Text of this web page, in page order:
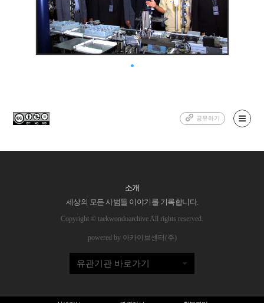
공유하기
소개
세상의 모든 사범들 이야기를 기록합니다.
Copyright © taekwondoarchive All rights reserved.
powered by 아카이브센터(주)
유관기관 바로가기